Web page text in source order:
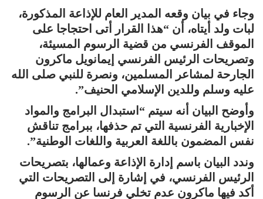
وجاء في بيان وقعه المدير العام للإذاعة المذكورة،
لبات ولد أيتاه، أن “هذا القرار أتى احتجاجا على
الموقف الفرنسي من قضية الرسوم المسيئة،
وتصريحات الرئيس الفرنسي إيمانويل ماكرون
الجارحة لمشاعر المسلمين، ونصرة للنبي صلى الله
عليه وسلم وللدين الإسلامي الحنيف”.
وأوضح البيان أنه سيتم “استبدال البرامج والمواد
الإخبارية الفرنسية التي تم حذفها، ببرامج تناقش
نفس المضمون باللغة العربية واللغات الوطنية”.
وندد البيان باسم إدارة الإذاعة وعمالها، بتصريحات
الرئيس الفرنسي، في إشارة إلى التصريحات التي
أكد فيها ماكرون عدم تخلي فرنسا عن الرسوم